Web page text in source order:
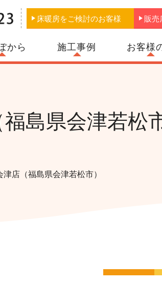
床暖房をご検討のお客様 販売
から 施工事例 お客様
島県会津若松市
店（福島県会津若松市）